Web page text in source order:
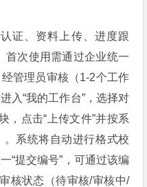
证、资料上传、进度跟
首次使用需通过企业统一
管理员审核（1-2个工作
入“我的工作台”，选择对
，点击“上传文件”并按系
系统将自动进行格式校
“提交编号”，可通过该编
核状态（待审核/审核中/